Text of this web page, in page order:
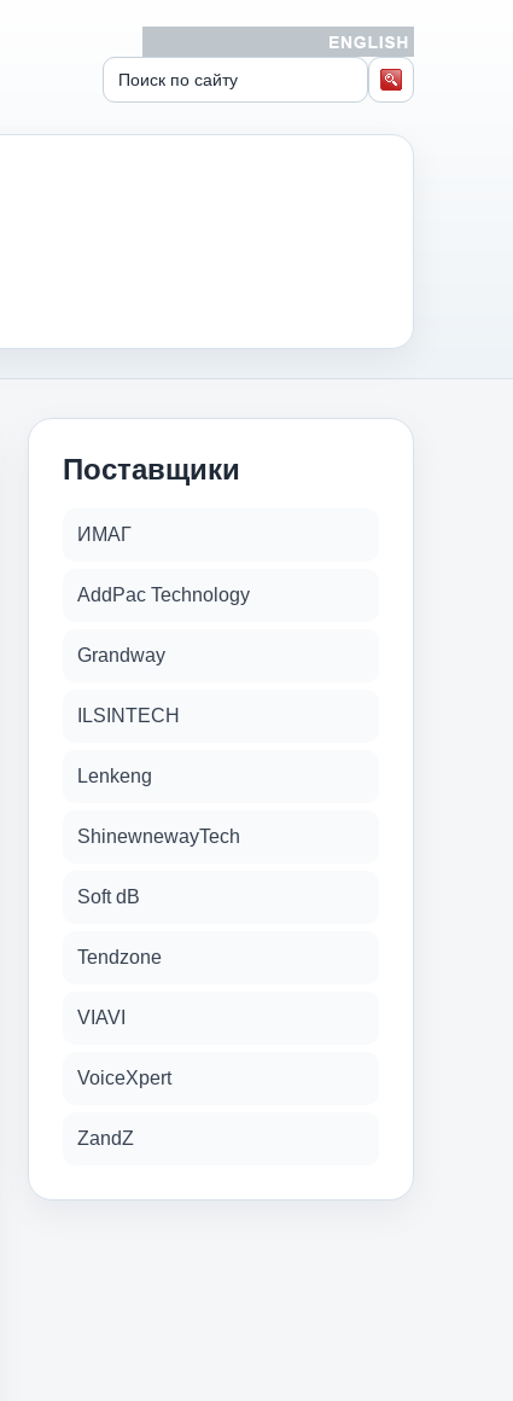
Поставщики
ИМАГ
AddPac Technology
Grandway
ILSINTECH
Lenkeng
ShinewnewayTech
Soft dB
Tendzone
VIAVI
VoiceXpert
ZandZ